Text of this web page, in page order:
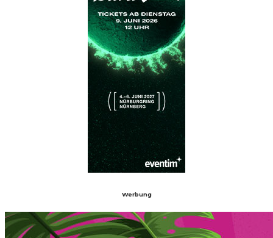
Werbung